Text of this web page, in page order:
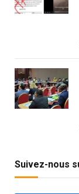
Suivez-nous